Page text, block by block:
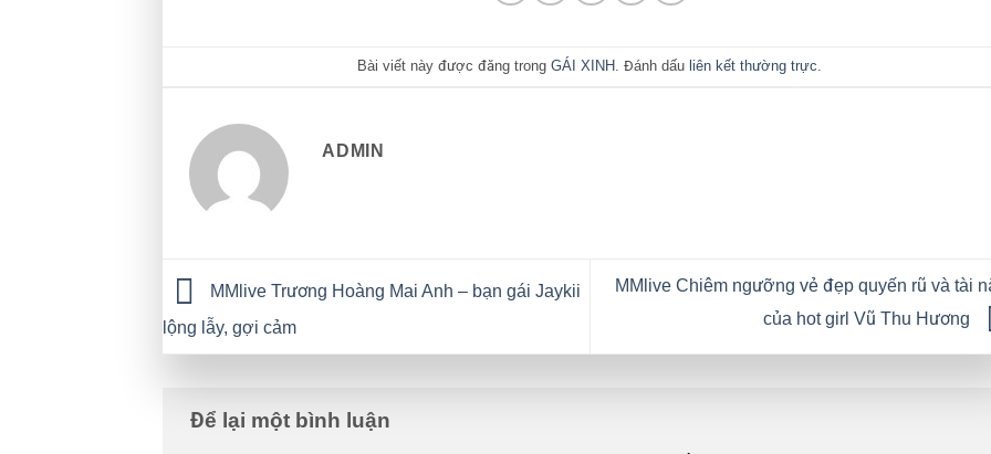
Bài viết này được đăng trongGÁI XINH . Đánh dấu liên kết thường trực
ADMIN
MMlive Trương Hoàng Mai Anh – bạn gái Jaykii
lộng lẫy, gợi cảm
MMlive Chiêm ngưỡng vẻ đẹp quyến rũ và tài
của hot girl Vũ Thu Hương
Để lại một bình luận